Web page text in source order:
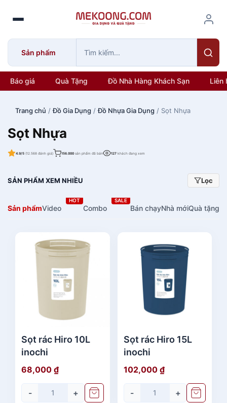
o
Sản phẩm
Báo giá Quà Tặng Đồ Nhà Hàng Khách Sạn Liên
Trang chủ /Đồ Gia Dụng /Đồ Nhựa Gia Dụng / Sọt Nhựa
Sọt Nhựa
4.9/5 (12.568 đánh giá) 156.000 sản phẩm đã bán 127 khách đang xem
SẢN PHẨM XEM NHIỀU Lọc
Sản phẩmVideo
HOT
Combo
SALE
Bán chạyNhà mớiQuà tặng
Sọt rác Hiro 10L
inochi
68,000 ₫
- +
Sọt rác Hiro 15L
inochi
102,000 ₫
- +